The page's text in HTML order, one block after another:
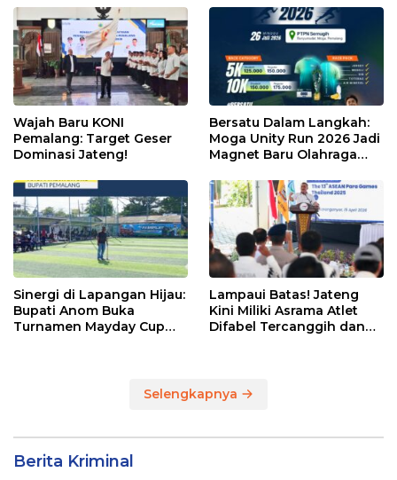
Wajah Baru KONI
Pemalang: Target Geser
Dominasi Jateng!
Bersatu Dalam Langkah:
Moga Unity Run 2026 Jadi
Magnet Baru Olahraga
Sinergi di Lapangan Hijau:
Bupati Anom Buka
Turnamen Mayday Cup
Lampaui Batas! Jateng
Kini Miliki Asrama Atlet
Difabel Tercanggih dan
Selengkapnya
Berita Kriminal